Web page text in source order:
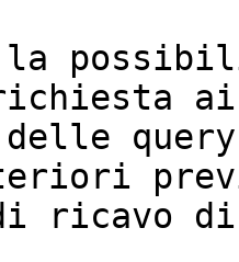
ai
query
ricavo